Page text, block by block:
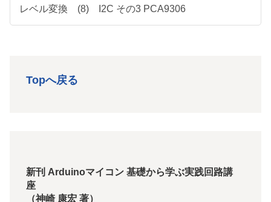
レベル変換 (8) I2C その3 PCA9306
Topへ戻る
新刊 Arduinoマイコン 基礎から学ぶ実践回路講
座
（神崎 康宏 著）